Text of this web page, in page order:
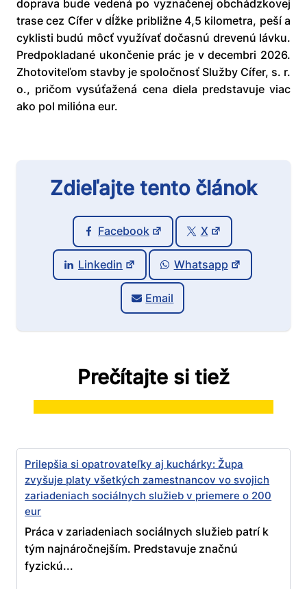
doprava bude vedená po vyznačenej obchádzkovej
trase cez Cífer v dĺžke približne 4,5 kilometra, peší a
cyklisti budú môcť využívať dočasnú drevenú lávku.
Predpokladané ukončenie prác je v decembri 2026.
Zhotoviteľom stavby je spoločnosť Služby Cífer, s. r.
o., pričom vysúťažená cena diela predstavuje viac
ako pol milióna eur.
Zdieľajte tento článok
Facebook X
Linkedin Whatsapp
Email
Prečítajte si tiež
Prilepšia si opatrovateľky aj kuchárky: Župa
zvyšuje platy všetkých zamestnancov vo svojich
zariadeniach sociálnych služieb v priemere o 200
eur
Práca v zariadeniach sociálnych služieb patrí k
tým najnáročnejším. Predstavuje značnú
fyzickú...